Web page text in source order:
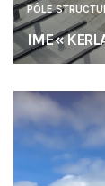
PÔLE
IME «